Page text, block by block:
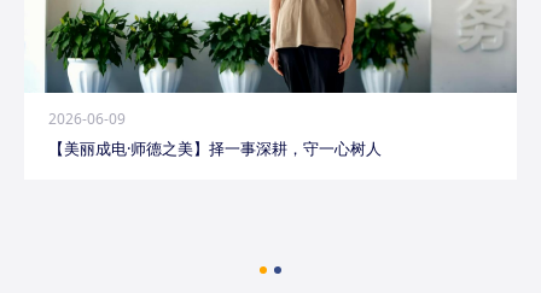
2026-06-09
【美丽成电·师德之美】择一事深耕，守一心树人